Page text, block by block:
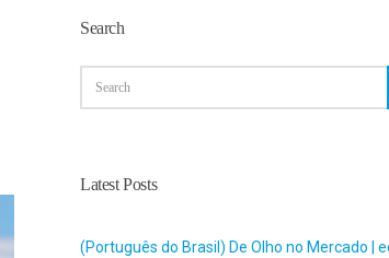
Search
Latest Posts
(Português do Brasil) De Olho no Mercado |